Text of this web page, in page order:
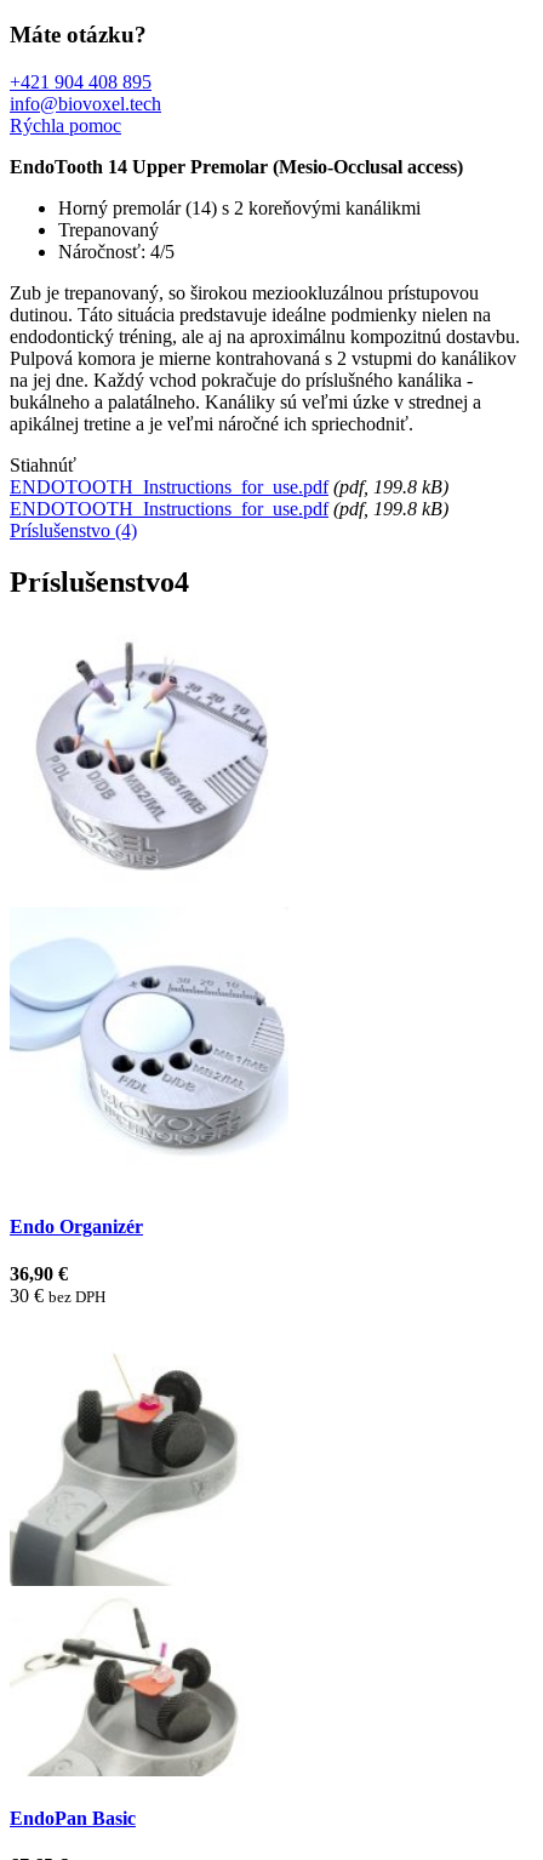
Máte otázku?
+421 904 408 895
info@biovoxel.tech
Rýchla pomoc
EndoTooth 14 Upper Premolar (Mesio-Occlusal access)
Horný premolár (14) s 2 koreňovými kanálikmi
Trepanovaný
Náročnosť: 4/5
Zub je trepanovaný, so širokou meziookluzálnou prístupovou
dutinou. Táto situácia predstavuje ideálne podmienky nielen na
endodontický tréning, ale aj na aproximálnu kompozitnú dostavbu.
Pulpová komora je mierne kontrahovaná s 2 vstupmi do kanálikov
na jej dne. Každý vchod pokračuje do príslušného kanálika -
bukálneho a palatálneho. Kanáliky sú veľmi úzke v strednej a
apikálnej tretine a je veľmi náročné ich spriechodniť.
Stiahnúť
ENDOTOOTH_Instructions_for_use.pdf (pdf, 199.8 kB)
ENDOTOOTH_Instructions_for_use.pdf (pdf, 199.8 kB)
Príslušenstvo (4)
Príslušenstvo4
Endo Organizér
36,90 €
30 € bez DPH
EndoPan Basic